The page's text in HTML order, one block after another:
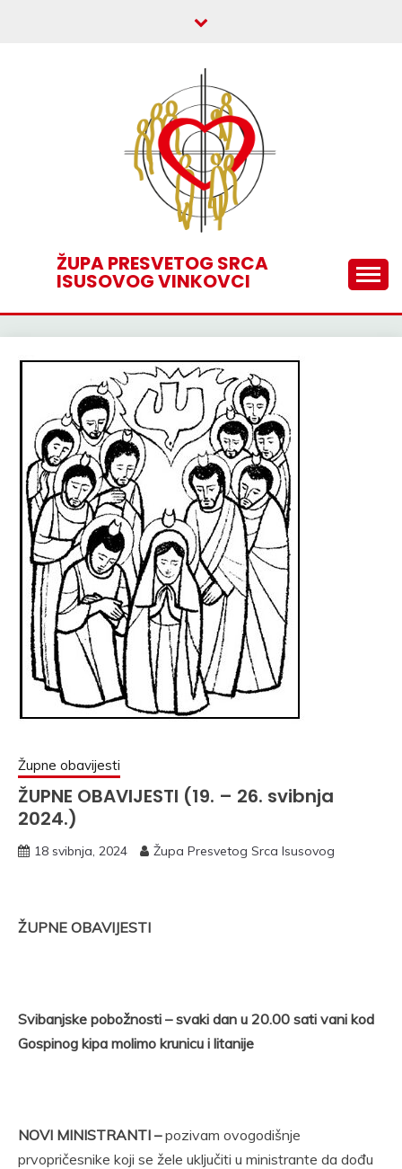
ŽUPA PRESVETOG SRCA
ISUSOVOG VINKOVCI
Župne obavijesti
ŽUPNE OBAVIJESTI (19. – 26. svibnja
2024.)
18 svibnja, 2024 Župa Presvetog Srca Isusovog
ŽUPNE OBAVIJESTI
Svibanjske pobožnosti – svaki dan u 20.00 sati vani kod
Gospinog kipa molimo krunicu i litanije
NOVI MINISTRANTI –pozivam ovogodišnje
prvopričesnike koji se žele uključiti u ministrante da dođu